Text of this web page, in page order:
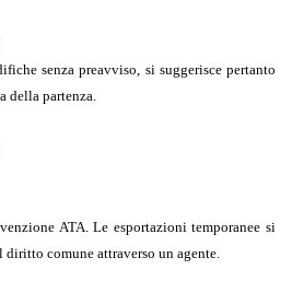
senza preavviso, si suggerisce pertanto
della partenza.
ATA. Le esportazioni temporanee si
diritto comune attraverso un agente.